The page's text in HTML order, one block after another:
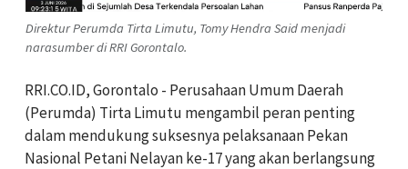
Direktur Perumda Tirta Limutu, Tomy Hendra Said menjadi
narasumber di RRI Gorontalo.
RRI.CO.ID, Gorontalo - Perusahaan Umum Daerah
(Perumda) Tirta Limutu mengambil peran penting
dalam mendukung suksesnya pelaksanaan Pekan
Nasional Petani Nelayan ke-17 yang akan berlangsung